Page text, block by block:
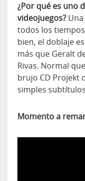
¿Por qué es uno
videojuegos?
todos los
bien, el doblaje
más que Geralt
Rivas. Normal
brujo CD Projekt
simples
Momento a